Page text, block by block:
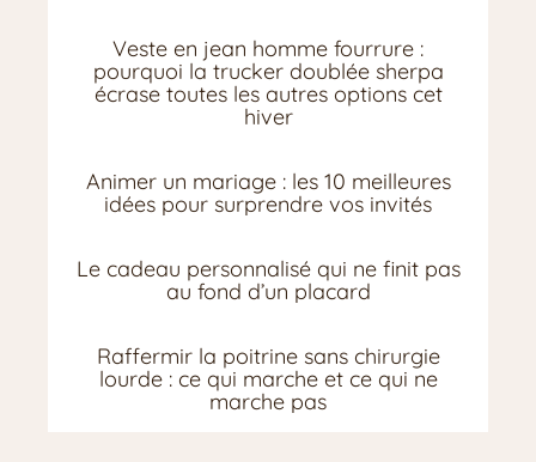
Veste en jean homme fourrure :
pourquoi la trucker doublée sherpa
écrase toutes les autres options cet
hiver
Animer un mariage : les 10 meilleures
idées pour surprendre vos invités
Le cadeau personnalisé qui ne finit pas
au fond d’un placard
Raffermir la poitrine sans chirurgie
lourde : ce qui marche et ce qui ne
marche pas